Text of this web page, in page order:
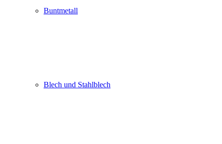
Buntmetall
Blech und Stahlblech